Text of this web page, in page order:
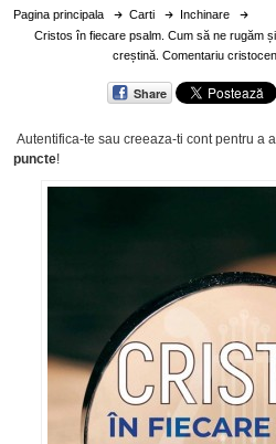
Pagina principala Carti
Inchinare
Cristos în fiecare psalm. Cum să ne rugăm
creștină. Comentariu
Share
Autentifica-te sau creeaza-ti contpentru a
puncte!